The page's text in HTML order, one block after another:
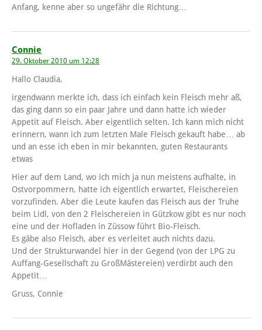
Anfang, kenne aber so ungefähr die Richtung…
Connie
29. Oktober 2010 um 12:28
Hallo Claudia,
irgendwann merkte ich, dass ich einfach kein Fleisch mehr aß,
das ging dann so ein paar Jahre und dann hatte ich wieder
Appetit auf Fleisch. Aber eigentlich selten. Ich kann mich nicht
erinnern, wann ich zum letzten Male Fleisch gekauft habe… ab
und an esse ich eben in mir bekannten, guten Restaurants
etwas
Hier auf dem Land, wo ich mich ja nun meistens aufhalte, in
Ostvorpommern, hatte ich eigentlich erwartet, Fleischereien
vorzufinden. Aber die Leute kaufen das Fleisch aus der Truhe
beim Lidl, von den 2 Fleischereien in Gützkow gibt es nur noch
eine und der Hofladen in Züssow führt Bio-Fleisch.
Es gäbe also Fleisch, aber es verleitet auch nichts dazu.
Und der Strukturwandel hier in der Gegend (von der LPG zu
Auffang-Gesellschaft zu GroßMästereien) verdirbt auch den
Appetit…
Gruss, Connie